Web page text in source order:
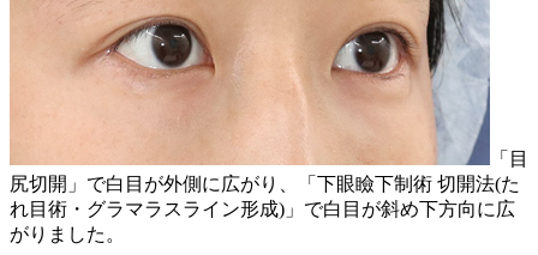
「目
尻切開」で白目が外側に広がり、「下眼瞼下制術 切開法(た
れ目術・グラマラスライン形成)」で白目が斜め下方向に広
がりました。